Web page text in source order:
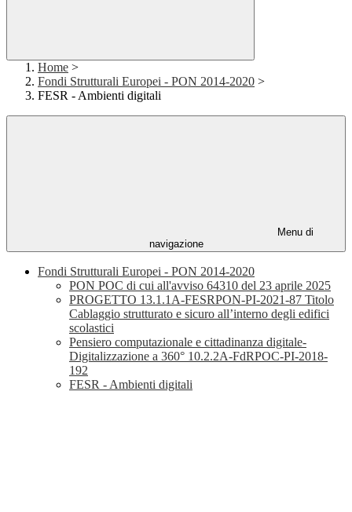
Home >
Fondi Strutturali Europei - PON 2014-2020 >
FESR - Ambienti digitali
Menu di
navigazione
Fondi Strutturali Europei - PON 2014-2020
PON POC di cui all'avviso 64310 del 23 aprile 2025
PROGETTO 13.1.1A-FESRPON-PI-2021-87 Titolo
Cablaggio strutturato e sicuro all’interno degli edifici
scolastici
Pensiero computazionale e cittadinanza digitale-
Digitalizzazione a 360° 10.2.2A-FdRPOC-PI-2018-
192
FESR - Ambienti digitali